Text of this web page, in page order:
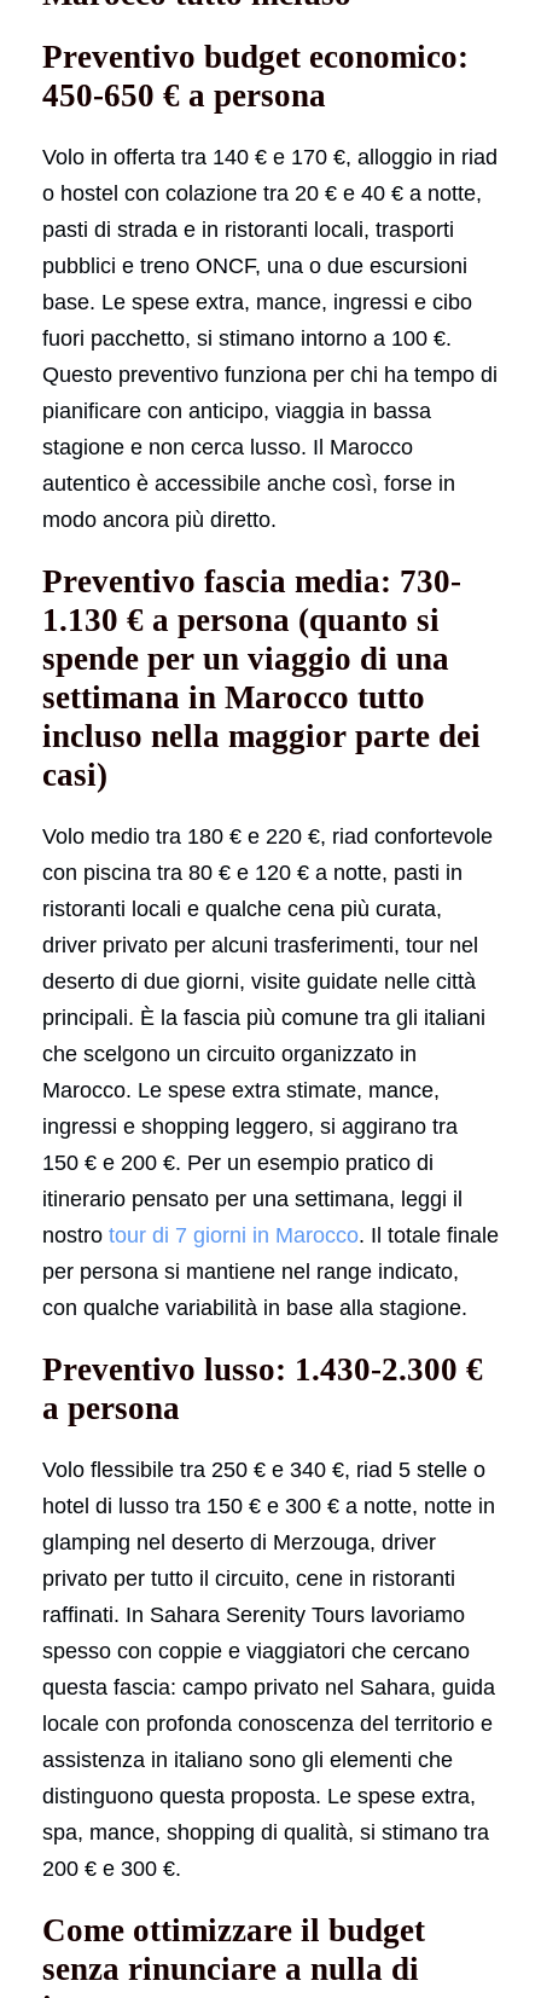
Preventivo budget economico:
450-650 € a persona
Volo in offerta tra 140 € e 170 €, alloggio in riad
o hostel con colazione tra 20 € e 40 € a notte,
pasti di strada e in ristoranti locali, trasporti
pubblici e treno ONCF, una o due escursioni
base. Le spese extra, mance, ingressi e cibo
fuori pacchetto, si stimano intorno a 100 €.
Questo preventivo funziona per chi ha tempo di
pianificare con anticipo, viaggia in bassa
stagione e non cerca lusso. Il Marocco
autentico è accessibile anche così, forse in
modo ancora più diretto.
Preventivo fascia media: 730-
1.130 € a persona (quanto si
spende per un viaggio di una
settimana in Marocco tutto
incluso nella maggior parte dei
casi)
Volo medio tra 180 € e 220 €, riad confortevole
con piscina tra 80 € e 120 € a notte, pasti in
ristoranti locali e qualche cena più curata,
driver privato per alcuni trasferimenti, tour nel
deserto di due giorni, visite guidate nelle città
principali. È la fascia più comune tra gli italiani
che scelgono un circuito organizzato in
Marocco. Le spese extra stimate, mance,
ingressi e shopping leggero, si aggirano tra
150 € e 200 €. Per un esempio pratico di
itinerario pensato per una settimana, leggi il
nostro tour di 7 giorni in Marocco. Il totale finale
per persona si mantiene nel range indicato,
con qualche variabilità in base alla stagione.
Preventivo lusso: 1.430-2.300 €
a persona
Volo flessibile tra 250 € e 340 €, riad 5 stelle o
hotel di lusso tra 150 € e 300 € a notte, notte in
glamping nel deserto di Merzouga, driver
privato per tutto il circuito, cene in ristoranti
raffinati. In Sahara Serenity Tours lavoriamo
spesso con coppie e viaggiatori che cercano
questa fascia: campo privato nel Sahara, guida
locale con profonda conoscenza del territorio e
assistenza in italiano sono gli elementi che
distinguono questa proposta. Le spese extra,
spa, mance, shopping di qualità, si stimano tra
200 € e 300 €.
Come ottimizzare il budget
senza rinunciare a nulla di